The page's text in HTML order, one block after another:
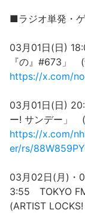
■ラジオ単発・
03月01日(日)
『の』#673」
https://x.com/
03月01日(日)
ー! サンデー」 (
https://x.com/
er/rs/
03月02日(月)・
3:55 TOKYO
(ARTIST